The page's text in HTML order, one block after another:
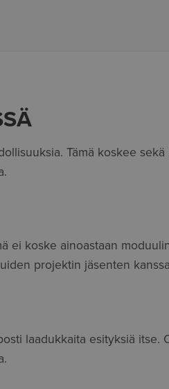
Tämä koskee sekä
ei koske ainoastaan
projektin jäsenten
laadukkaita esityksiä itse.